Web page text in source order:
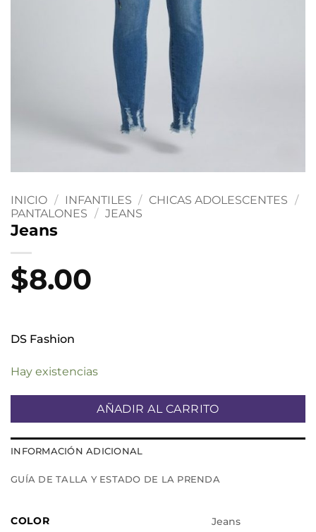
INICIO / INFANTILES / CHICAS ADOLESCENTES /
PANTALONES / JEANS
Jeans
$8.00
DS Fashion
Hay existencias
AÑADIR AL CARRITO
INFORMACIÓN ADICIONAL
GUÍA DE TALLA Y ESTADO DE LA PRENDA
COLOR Jeans